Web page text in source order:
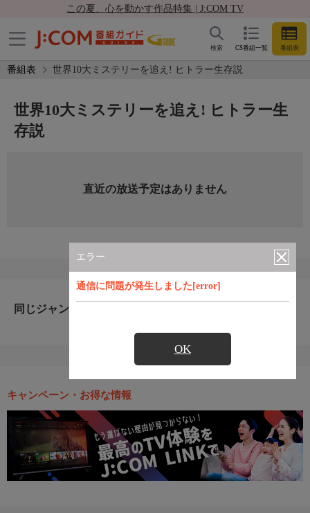
この夏、心を動かす作品特集 | J:COM TV
CS番組一覧 番組表
検索
番組表 世界10大ミステリーを追え! ヒトラー生存説
エラー
通信に問題が発生しました[error]
OK
世界10大ミステリーを追え! ヒトラー生
存説
直近の放送予定はありません
同じジャンルのおすすめ番組
キャンペーン・お得な情報